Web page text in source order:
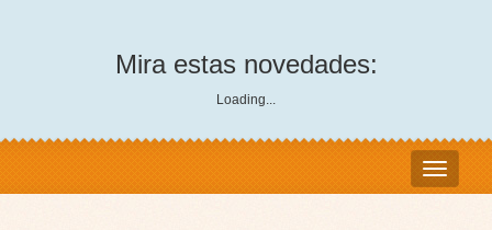
Mira estas novedades:
Loading...